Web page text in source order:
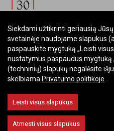
BIUDŽETINĖ ĮSTAIGA
VALSTYBINĖ KULTŪROS
Įmonės kodas: Juridinių asmenų
Adresas: Rūdninkų g. 13, 01135
El. paštas: komisija@vkpk.lt
BENDRAUKIME
Siekdami užtikrinti geriausią
svetainėje naudojame slapukus
paspauskite mygtuką „Leisti
nustatymus paspaudus mygtuką
(techninių) slapukų negalėsite
skelbiama Privatumo politikoje
Leisti visus slapukus
Atmesti visus slapukus